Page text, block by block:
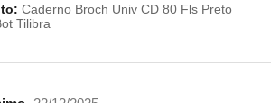
Caderno Broch Univ CD 80 Fls Preto
Tilibra